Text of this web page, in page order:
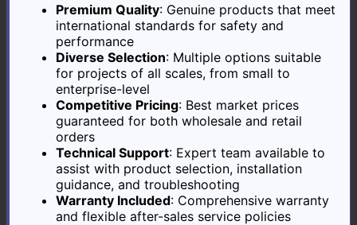
Premium Quality: Genuine products that meet
international standards for safety and
performance
Diverse Selection: Multiple options suitable
for projects of all scales, from small to
enterprise-level
Competitive Pricing: Best market prices
guaranteed for both wholesale and retail
orders
Technical Support: Expert team available to
assist with product selection, installation
guidance, and troubleshooting
Warranty Included: Comprehensive warranty
and flexible after-sales service policies